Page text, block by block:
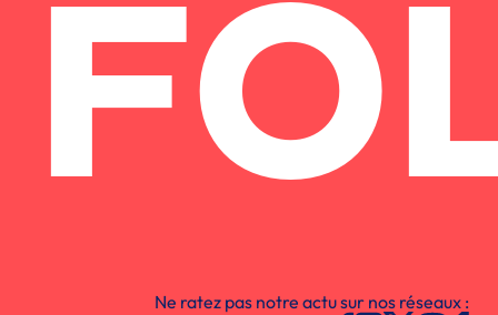
Ne ratez pas notre actu sur nos réseaux :